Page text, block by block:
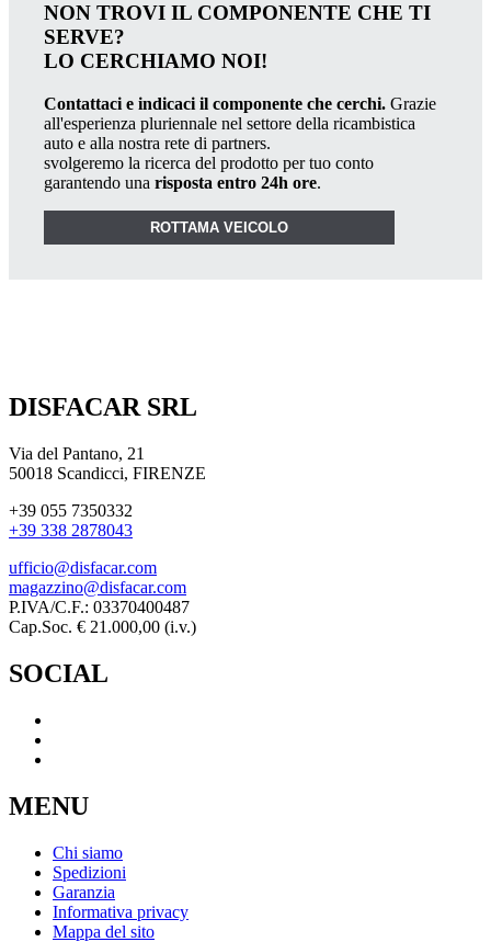
NON TROVI IL COMPONENTE CHE TI
SERVE?
LO CERCHIAMO NOI!
Contattaci e indicaci il componente che cerchi. Grazie
all'esperienza pluriennale nel settore della ricambistica
auto e alla nostra rete di partners.
svolgeremo la ricerca del prodotto per tuo conto
garantendo una risposta entro 24h ore.
ROTTAMA VEICOLO
DISFACAR SRL
Via del Pantano, 21
50018 Scandicci, FIRENZE
+39 055 7350332
+39 338 2878043
ufficio@disfacar.com
magazzino@disfacar.com
P.IVA/C.F.: 03370400487
Cap.Soc. € 21.000,00 (i.v.)
SOCIAL
MENU
Chi siamo
Spedizioni
Garanzia
Informativa privacy
Mappa del sito